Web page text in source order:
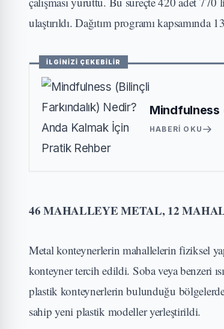
ulaştırıldı. Dağıtım programı
İLGİNİZİ ÇEKEBİLİR
Mindfulness
HABERI OKU
46 MAHALLEYE METAL, 12
Metal konteynerlerin mahallelerin fiziksel
konteyner tercih edildi. Soba veya benzeri
plastik konteynerlerin bulunduğu
sahip yeni plastik modeller yerleştirildi.